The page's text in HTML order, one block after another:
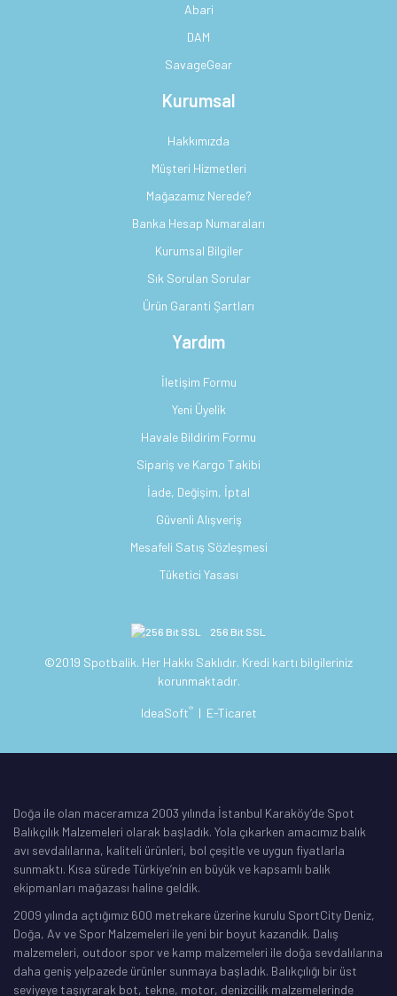
Abari
DAM
SavageGear
Kurumsal
Hakkımızda
Müşteri Hizmetleri
Mağazamız Nerede?
Banka Hesap Numaraları
Kurumsal Bilgiler
Sık Sorulan Sorular
Ürün Garanti Şartları
Yardım
İletişim Formu
Yeni Üyelik
Havale Bildirim Formu
Sipariş ve Kargo Takibi
İade, Değişim, İptal
Güvenli Alışveriş
Mesafeli Satış Sözleşmesi
Tüketici Yasası
256 Bit SSL
©2019 Spotbalik. Her Hakkı Saklıdır. Kredi kartı bilgileriniz
korunmaktadır.
IdeaSoft® | E-Ticaret
Doğa ile olan maceramıza 2003 yılında İstanbul Karaköy’de Spot
Balıkçılık Malzemeleri olarak başladık. Yola çıkarken amacımız balık
avı sevdalılarına, kaliteli ürünleri, bol çeşitle ve uygun fiyatlarla
sunmaktı. Kısa sürede Türkiye’nin en büyük ve kapsamlı balık
ekipmanları mağazası haline geldik.
2009 yılında açtığımız 600 metrekare üzerine kurulu SportCity Deniz,
Doğa, Av ve Spor Malzemeleri ile yeni bir boyut kazandık. Dalış
malzemeleri, outdoor spor ve kamp malzemeleri ile doğa sevdalılarına
daha geniş yelpazede ürünler sunmaya başladık. Balıkçılığı bir üst
seviyeye taşıyrarak bot, tekne, motor, denizcilik malzemelerinde